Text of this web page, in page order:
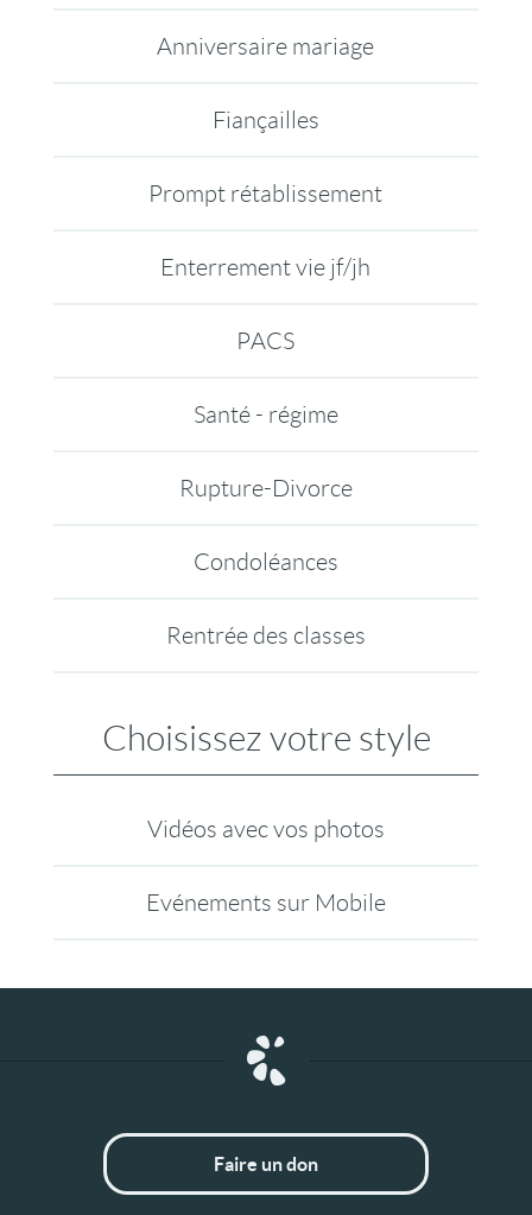
Anniversaire mariage
Fiançailles
Prompt rétablissement
Enterrement vie jf/jh
PACS
Santé - régime
Rupture-Divorce
Condoléances
Rentrée des classes
Choisissez votre style
Vidéos avec vos photos
Evénements sur Mobile
Faire un don